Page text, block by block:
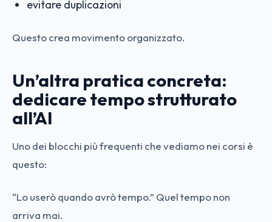
evitare duplicazioni
Questo crea movimento organizzato.
Un’altra pratica concreta:
dedicare tempo strutturato
all’AI
Uno dei blocchi più frequenti che vediamo nei corsi è
questo:
“Lo userò quando avrò tempo.” Quel tempo non
arriva mai.